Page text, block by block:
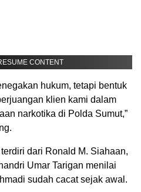
CONTENT
hukum, tetapi bentuk
klien kami dalam
narkotika di Polda Sumut,”
dari Ronald M. Siahaan,
Umar Tarigan menilai
sudah cacat sejak awal.